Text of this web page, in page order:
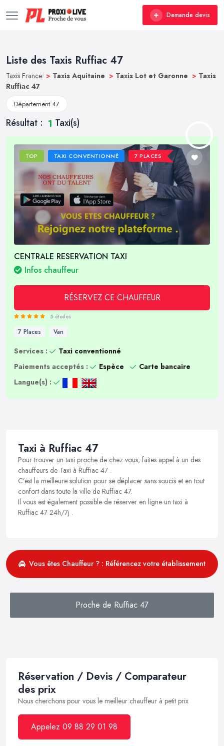
Demande devis
Liste des Taxis Ruffiac 47
Taxis France > Taxis Aquitaine > Taxis Lot et Garonne > Taxis
Ruffiac 47
Département 47
Résultat : 1 Taxi(s)
TOP TAXI CONVENTIONNÉ 7 PLACES
CENTRALE RESERVATION TAXI
Infos chauffeur
RÉSERVEZ CE CHAUFFEUR
5 étoiles
7 Places Van
Services :
Taxi conventionné
Paiements acceptés :
Espèce
Carte bancaire
Langue(s) :
Taxi à Ruffiac 47
Pour trouver un taxi proche de chez vous, faites appel à un des
chauffeurs de Taxi à Ruffiac 47 .
C’est la meilleure solution pour se déplacer sans soucis et en tout
confort dans toute la ville de Ruffiac 47.
Il vous est également possible de réserver en ligne un taxi à
Ruffiac 47 24h/7j .
Vous êtes Chauffeur ? : Référencez votre établissement
Proche de Ruffiac 47
Réservation / Devis / Comparateur
des prix
Nous cherchons pour vous le meilleur chauffeur à petit prix
Appelez 09 88 29 01 98